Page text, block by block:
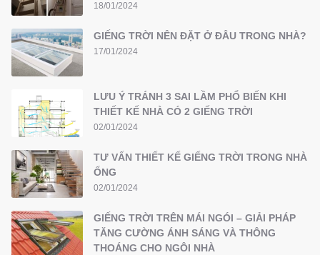
18/01/2024
GIẾNG TRỜI NÊN ĐẶT Ở ĐÂU TRONG NHÀ?
17/01/2024
LƯU Ý TRÁNH 3 SAI LẦM PHỔ BIẾN KHI
THIẾT KẾ NHÀ CÓ 2 GIẾNG TRỜI
02/01/2024
TƯ VẤN THIẾT KẾ GIẾNG TRỜI TRONG NHÀ
ỐNG
02/01/2024
GIẾNG TRỜI TRÊN MÁI NGÓI – GIẢI PHÁP
TĂNG CƯỜNG ÁNH SÁNG VÀ THÔNG
THOÁNG CHO NGÔI NHÀ